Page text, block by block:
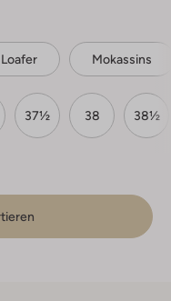
Loafer Mokassins
37½ 38 38½